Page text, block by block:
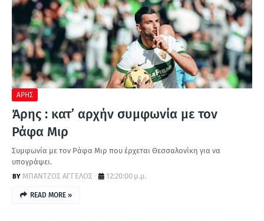
ΑΡΗΣ
Άρης : κατ’ αρχήν συμφωνία με τον
Ράφα Μιρ
Συμφωνία με τον Ράφα Μιρ που έρχεται Θεσσαλονίκη για να
υπογράψει.
ΜΠΑΝΤΖΟΣ ΑΓΓΕΛΟΣ
12:20:00 μ.μ.
READ MORE »